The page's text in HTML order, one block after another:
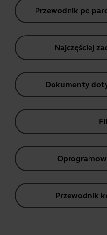
Przewodnik po
Najczęściej
Dokumenty
Przewodnik